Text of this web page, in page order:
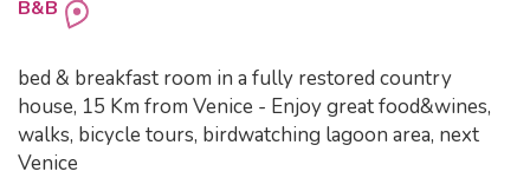
B&B
bed & breakfast room in a fully restored country
house, 15 Km from Venice - Enjoy great food&wines,
walks, bicycle tours, birdwatching lagoon area, next
Venice